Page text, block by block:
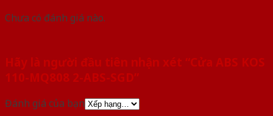
Chưa có đánh giá nào.
Hãy là người đầu tiên nhận xét “Cửa ABS KOS
110-MQ808 2-ABS-SGD”
Đánh giá của bạn